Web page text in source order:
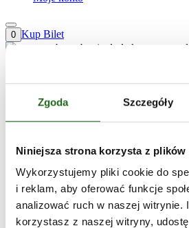
Zgoda Szczegóły
Niniejsza strona korzysta z plików
Wykorzystujemy pliki cookie do
i reklam, aby oferować funkcje
analizować ruch w naszej witrynie.
korzystasz z naszej witryny,
0 Kup Bilet
PubQuiz z
nagrodami od
Kamil Kopała
Co jest lepszego od PubQuizu? No,
nich z pewnością znajdzie się…
nagrodami! Te zapewni portal
największa w Polsce społeczność